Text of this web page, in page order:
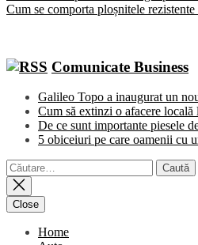
Cum se comporta ploșnitele
Comunicate Business
Galileo Topo a inaugurat un
Cum să extinzi o afacere
De ce sunt importante piesele
5 obiceiuri pe care oamenii cu
Caută
după:
Close
Home